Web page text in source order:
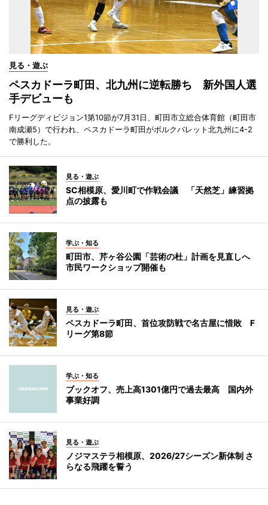
見る・遊ぶ
ペスカドーラ町田、北九州に逆転勝ち 新外国人選
手デビューも
Fリーグディビジョン1第10節が7月31日、町田市立総合体育館（町田市
南成瀬5）で行われ、ペスカドーラ町田がボルクバレット北九州に4-2
で勝利した。
見る・遊ぶ
SC相模原、愛川町で作戦会議 「天然芝」練習拠
点の披露も
学ぶ・知る
町田市、芹ヶ谷公園「芸術の杜」計画を見直しへ
市民ワークショップ開催も
見る・遊ぶ
ペスカドーラ町田、首位攻防戦で名古屋に惜敗 F
リーグ第8節
学ぶ・知る
ブックオフ、売上高1301億円で過去最高 国内外
事業好調
見る・遊ぶ
ノジマステラ相模原、2026/27シーズン新体制 さ
らなる飛躍を誓う